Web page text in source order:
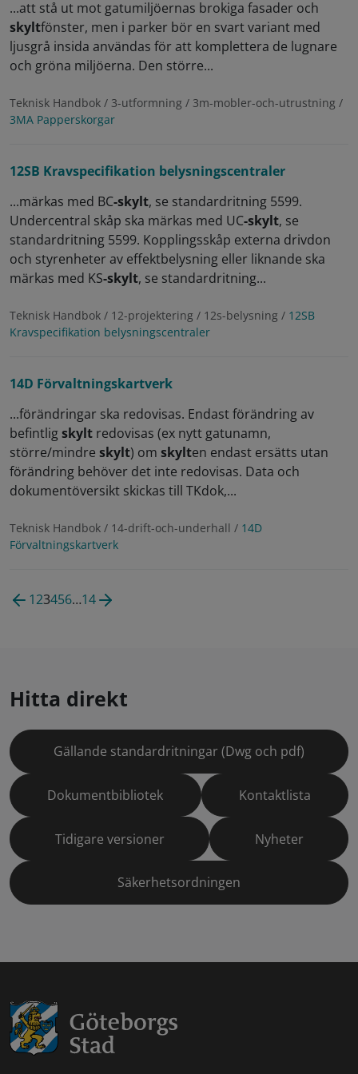
...att stå ut mot gatumiljöernas brokiga fasader och
skyltfönster, men i parker bör en svart variant med
ljusgrå insida användas för att komplettera de lugnare
och gröna miljöerna. Den större...
Teknisk Handbok / 3-utformning / 3m-mobler-och-utrustning /
3MA Papperskorgar
12SB Kravspecifikation belysningscentraler
...märkas med BC-skylt, se standardritning 5599.
Undercentral skåp ska märkas med UC-skylt, se
standardritning 5599. Kopplingsskåp externa drivdon
och styrenheter av effektbelysning eller liknande ska
märkas med KS-skylt, se standardritning...
Teknisk Handbok / 12-projektering / 12s-belysning / 12SB
Kravspecifikation belysningscentraler
14D Förvaltningskartverk
...förändringar ska redovisas. Endast förändring av
befintligskylt redovisas (ex nytt gatunamn,
större/mindre skylt) om skylten endast ersätts utan
förändring behöver det inte redovisas. Data och
dokumentöversikt skickas till TKdok,...
Teknisk Handbok / 14-drift-och-underhall / 14D
Förvaltningskartverk
123456…14
Hitta direkt
Gällande standardritningar (Dwg och pdf)
Dokumentbibliotek Kontaktlista
Tidigare versioner Nyheter
Säkerhetsordningen